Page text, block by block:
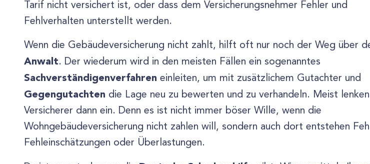
Tarif nicht versichert ist, oder dass dem Versicherungsnehmer Fehler und
Fehlverhalten unterstellt werden.
Wenn die Gebäudeversicherung nicht zahlt, hilft oft nur noch der Weg über
Anwalt. Der wiederum wird in den meisten Fällen ein sogenanntes
Sachverständigenverfahren einleiten, um mit zusätzlichem Gutachter und
Gegengutachten die Lage neu zu bewerten und zu verhandeln. Meist
Versicherer dann ein. Denn es ist nicht immer böser Wille, wenn die
Wohngebäudeversicherung nicht zahlen will, sondern auch dort entstehen
Fehleinschätzungen oder Überlastungen.